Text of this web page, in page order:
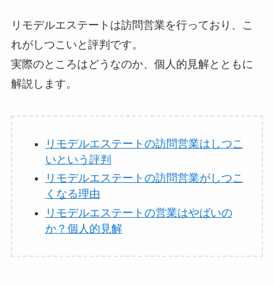
リモデルエステートは訪問営業を行っており、こ
れがしつこいと評判です。
実際のところはどうなのか、個人的見解とともに
解説します。
リモデルエステートの訪問営業はしつこ
いという評判
リモデルエステートの訪問営業がしつこ
くなる理由
リモデルエステートの営業はやばいの
か？個人的見解